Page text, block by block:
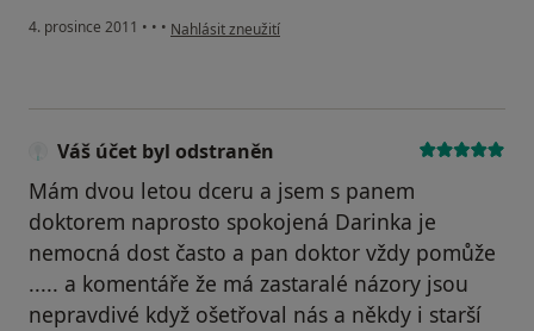
4. prosince 2011 • • • podle názoru uživatele Pacient
Nahlásit zneužití
Váš účet byl odstraněn
Mám dvou letou dceru a jsem s panem
doktorem naprosto spokojená Darinka je
nemocná dost často a pan doktor vždy pomůže
..... a komentáře že má zastaralé názory jsou
nepravdivé když ošetřoval nás a někdy i starší